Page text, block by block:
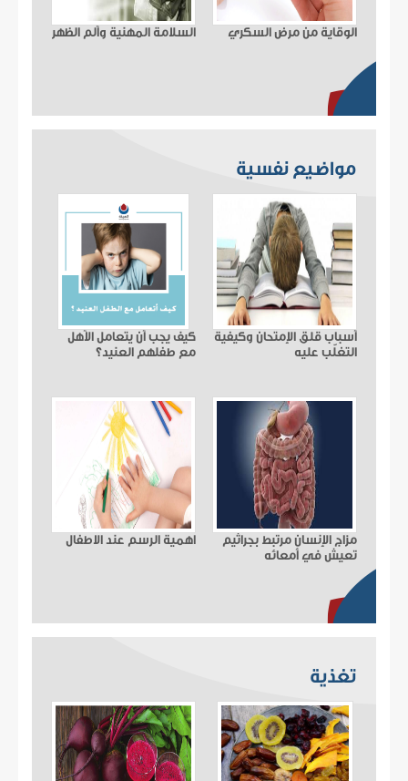
الوقاية من مرض السكري السلامة المهنية وألم الظهر
مواضيع نفسية
أسباب قلق الإمتحان وكيفية
التغلّب عليه
كيف يجب أن يتعامل الأهل
مع طفلهم العنيد؟
مزاج الإنسان مرتبط بجراثيم
تعيش في أمعائه
اهمية الرسم عند الاطفال
تغذية